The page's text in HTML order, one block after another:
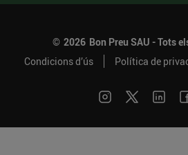
© 2026 Bon Preu SAU - Tots
Condicions d’ús
Política de